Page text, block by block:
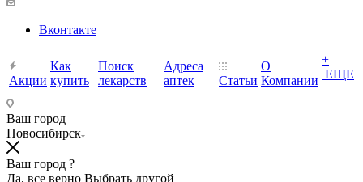
Вконтакте
Акции
Как
купить
Поиск
лекарств
Адреса
аптек
Статьи
О
Компании
+
ЕЩЕ
Ваш город
Новосибирск
Ваш город ?
Да, все верно Выбрать другой